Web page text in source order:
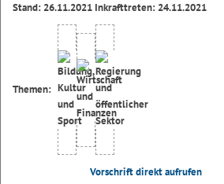
Stand: 26.11.2021 Inkrafttreten: 24.11.2021
Themen:
Vorschrift direkt aufrufen